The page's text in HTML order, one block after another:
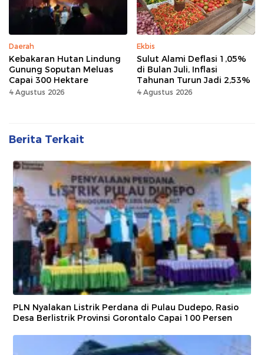
Daerah
Kebakaran Hutan Lindung
Gunung Soputan Meluas
Capai 300 Hektare
4 Agustus 2026
Ekbis
Sulut Alami Deflasi 1,05%
di Bulan Juli, Inflasi
Tahunan Turun Jadi 2,53%
4 Agustus 2026
Berita Terkait
PLN Nyalakan Listrik Perdana di Pulau Dudepo, Rasio
Desa Berlistrik Provinsi Gorontalo Capai 100 Persen